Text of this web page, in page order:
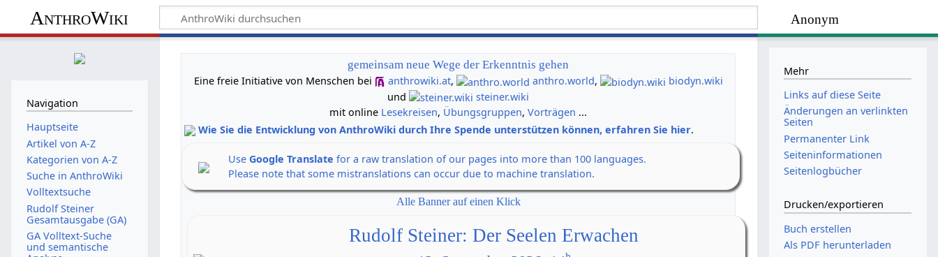
Anonym
AnthroWiki
gemeinsam neue Wege der Erkenntnis gehen
Eine freie Initiative von Menschen bei
anthrowiki.at, anthro.world,
biodyn.wiki
und
steiner.wiki
mit online Lesekreisen, Übungsgruppen,Vorträgen ...
Wie Sie die Entwicklung von AnthroWiki durch Ihre Spende unterstützen können, erfahren Sie hier.
UseGoogle Translate for a raw translation of our pages into more than 100 languages.
Please note that some mistranslations can occur due to machine translation.
Alle Banner auf einen Klick
Rudolf Steiner: Der Seelen Erwachen
Navigation
Hauptseite
Artikel von A-Z
Kategorien von A-Z
Suche in AnthroWiki
Volltextsuche
Rudolf Steiner
Gesamtausgabe (GA)
GA Volltext-Suche
und semantische
Mehr
Links auf diese Seite
Änderungen an verlinkten
Seiten
Permanenter Link
Seiten­­informationen
Seitenlogbücher
Drucken/­exportieren
Buch erstellen
Als PDF herunterladen